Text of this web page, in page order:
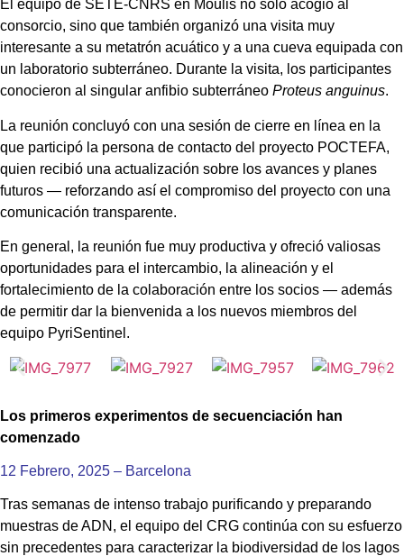
El equipo de SETE-CNRS en Moulis no solo acogió al
consorcio, sino que también organizó una visita muy
interesante a su metatrón acuático y a una cueva equipada con
un laboratorio subterráneo. Durante la visita, los participantes
conocieron al singular anfibio subterráneo Proteus anguinus.
La reunión concluyó con una sesión de cierre en línea en la
que participó la persona de contacto del proyecto POCTEFA,
quien recibió una actualización sobre los avances y planes
futuros — reforzando así el compromiso del proyecto con una
comunicación transparente.
En general, la reunión fue muy productiva y ofreció valiosas
oportunidades para el intercambio, la alineación y el
fortalecimiento de la colaboración entre los socios — además
de permitir dar la bienvenida a los nuevos miembros del
equipo PyriSentinel.
Los primeros experimentos de secuenciación han
comenzado
12 Febrero, 2025 – Barcelona
Tras semanas de intenso trabajo purificando y preparando
muestras de ADN, el equipo del CRG continúa con su esfuerzo
sin precedentes para caracterizar la biodiversidad de los lagos